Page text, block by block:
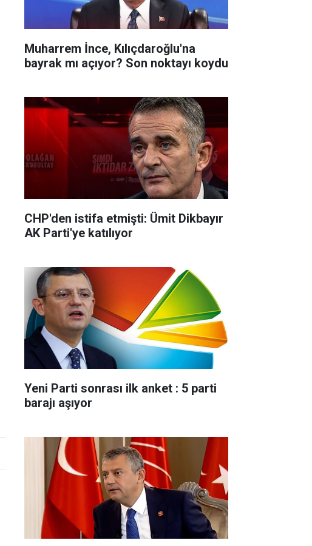
Muharrem İnce, Kılıçdaroğlu'na
bayrak mı açıyor? Son noktayı koydu
CHP'den istifa etmişti: Ümit Dikbayır
AK Parti'ye katılıyor
Yeni Parti sonrası ilk anket : 5 parti
barajı aşıyor